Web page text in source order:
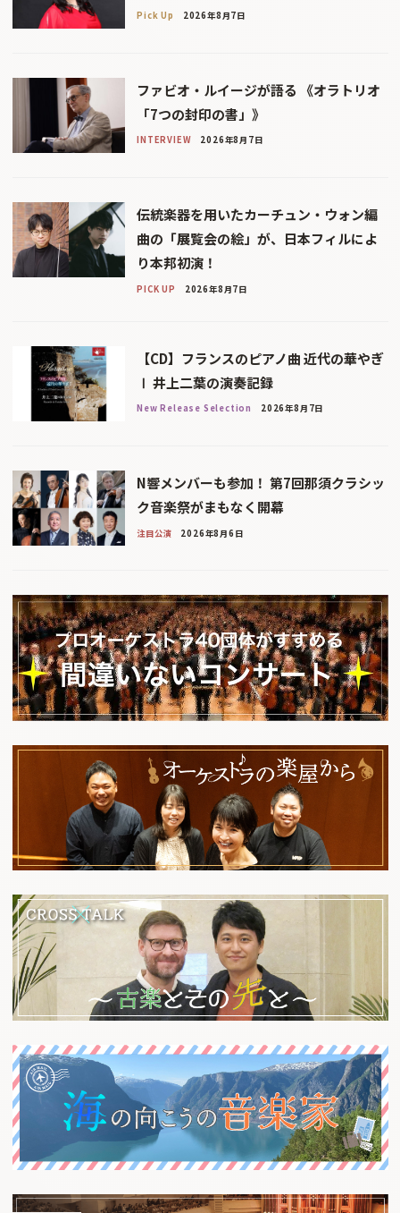
Pick Up 2026年8月7日
ファビオ・ルイージが語る 《オラトリオ
「7つの封印の書」》
INTERVIEW 2026年8月7日
伝統楽器を用いたカーチュン・ウォン編
曲の「展覧会の絵」が、日本フィルによ
り本邦初演！
PICK UP 2026年8月7日
【CD】フランスのピアノ曲 近代の華やぎ
Ⅰ 井上二葉の演奏記録
New Release Selection 2026年8月7日
N響メンバーも参加！ 第7回那須クラシッ
ク音楽祭がまもなく開幕
注目公演 2026年8月6日